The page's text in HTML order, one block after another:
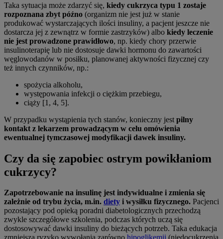
Taka sytuacja może zdarzyć się, kiedy cukrzyca typu 1 zostaje
rozpoznana zbyt późno (organizm nie jest już w stanie
produkować wystarczających ilości insuliny, a pacjent jeszcze nie
dostarcza jej z zewnątrz w formie zastrzyków) albo kiedy leczenie
nie jest prowadzone prawidłowo, np. kiedy chory przerwie
insulinoterapię lub nie dostosuje dawki hormonu do zawartości
węglowodanów w posiłku, planowanej aktywności fizycznej czy
też innych czynników, np.:
spożycia alkoholu,
występowania infekcji o ciężkim przebiegu,
ciąży [1, 4, 5].
W przypadku wystąpienia tych stanów, konieczny jest pilny
kontakt z lekarzem prowadzącym w celu omówienia
ewentualnej tymczasowej modyfikacji dawek insuliny.
Czy da się zapobiec ostrym powikłaniom
cukrzycy?
Zapotrzebowanie na insulinę jest indywidualne i zmienia się
zależnie od trybu życia, m.in. diety i wysiłku fizycznego. Pacjenci
pozostający pod opieką poradni diabetologicznych przechodzą
zwykle szczegółowe szkolenia, podczas których uczą się
dostosowywać dawki insuliny do bieżących potrzeb. Taka edukacja